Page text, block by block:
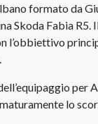
formato da
Skoda Fabia
l’obbiettivo
per
lo